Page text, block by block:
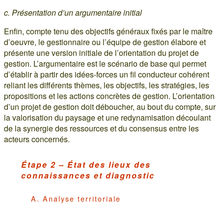
c. Présentation d’un argumentaire initial
Enfin, compte tenu des objectifs généraux fixés par le maître
d’oeuvre, le gestionnaire ou l’équipe de gestion élabore et
présente une version initiale de l’orientation du projet de
gestion. L’argumentaire est le scénario de base qui permet
d’établir à partir des idées-forces un fil conducteur cohérent
reliant les différents thèmes, les objectifs, les stratégies, les
propositions et les actions concrètes de gestion. L’orientation
d’un projet de gestion doit déboucher, au bout du compte, sur
la valorisation du paysage et une redynamisation découlant
de la synergie des ressources et du consensus entre les
acteurs concernés.
Étape 2 – État des lieux des
connaissances et diagnostic
A. Analyse territoriale